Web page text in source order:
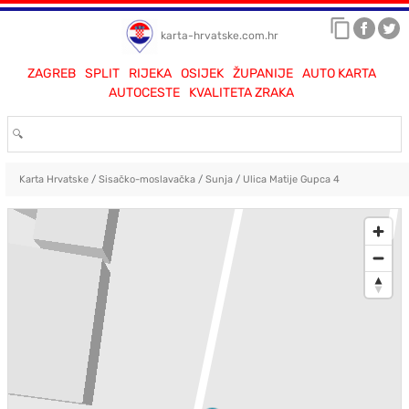
karta-hrvatske.com.hr
ZAGREB SPLIT RIJEKA OSIJEK ŽUPANIJE
AUTO KARTA
AUTOCESTE
KVALITETA ZRAKA
Karta Hrvatske/ Sisačko-moslavačka/ Sunja/ Ulica Matije Gupca 4